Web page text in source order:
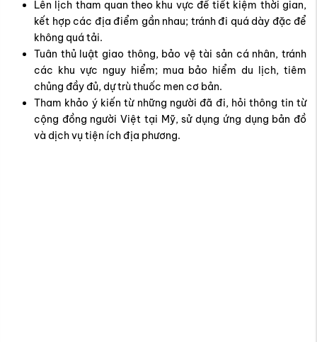
cộng đồng người Việt tại Mỹ, sử dụng ứng dụng bản đồ
và dịch vụ tiện ích địa phương.